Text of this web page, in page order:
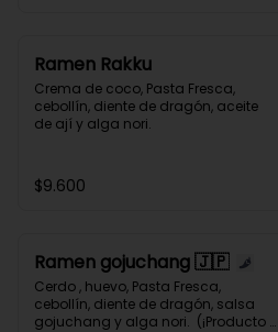
Ramen Rakku
Crema de coco, Pasta Fresca,
cebollín, diente de dragón, aceite
de ají y alga nori.
$9.600
Ramen gojuchang 🇯🇵
Cerdo , huevo, Pasta Fresca,
cebollín, diente de dragón, salsa
gojuchang y alga nori.  (¡Producto